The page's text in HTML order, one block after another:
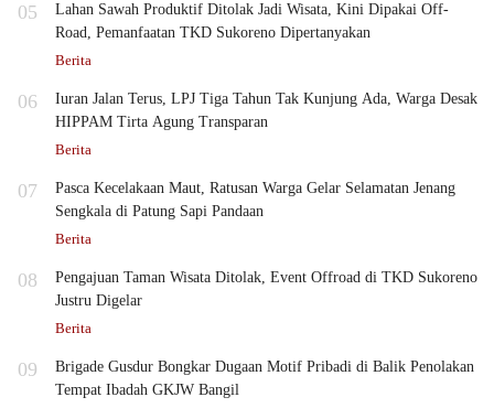
05
Lahan Sawah Produktif Ditolak Jadi Wisata, Kini Dipakai Off-
Road, Pemanfaatan TKD Sukoreno Dipertanyakan
Berita
06
Iuran Jalan Terus, LPJ Tiga Tahun Tak Kunjung Ada, Warga Desak
HIPPAM Tirta Agung Transparan
Berita
07
Pasca Kecelakaan Maut, Ratusan Warga Gelar Selamatan Jenang
Sengkala di Patung Sapi Pandaan
Berita
08
Pengajuan Taman Wisata Ditolak, Event Offroad di TKD Sukoreno
Justru Digelar
Berita
09
Brigade Gusdur Bongkar Dugaan Motif Pribadi di Balik Penolakan
Tempat Ibadah GKJW Bangil